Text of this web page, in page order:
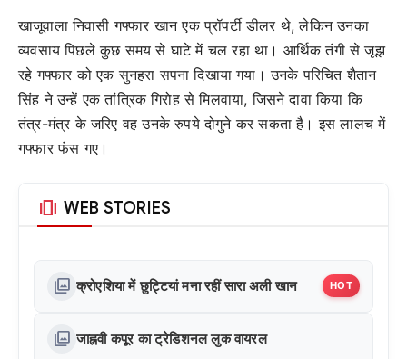
खाजूवाला निवासी गफ्फार खान एक प्रॉपर्टी डीलर थे, लेकिन उनका
व्यवसाय पिछले कुछ समय से घाटे में चल रहा था। आर्थिक तंगी से जूझ
रहे गफ्फार को एक सुनहरा सपना दिखाया गया। उनके परिचित शैतान
सिंह ने उन्हें एक तांत्रिक गिरोह से मिलवाया, जिसने दावा किया कि
तंत्र-मंत्र के जरिए वह उनके रुपये दोगुने कर सकता है। इस लालच में
गफ्फार फंस गए।
amp_stories WEB STORIES
photo_library क्रोएशिया में छुट्टियां मना रहीं सारा अली खान HOT
photo_library जाह्नवी कपूर का ट्रेडिशनल लुक वायरल